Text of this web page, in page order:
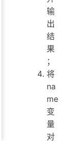
输
出
结
果
；
将
na
me
变
量
对